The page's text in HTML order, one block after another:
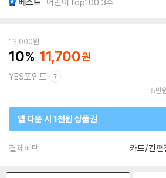
13,000원
10 11,700
YES포인트
5만
앱 다운 시 1천원 상품권
결제혜택 카드/간편